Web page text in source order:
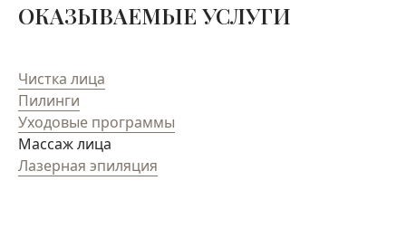
ОКАЗЫВАЕМЫЕ УСЛУГИ
Чистка лица
Пилинги
Уходовые программы
Массаж лица
Лазерная эпиляция